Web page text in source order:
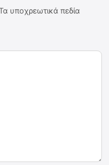
υποχρεωτικά πεδία